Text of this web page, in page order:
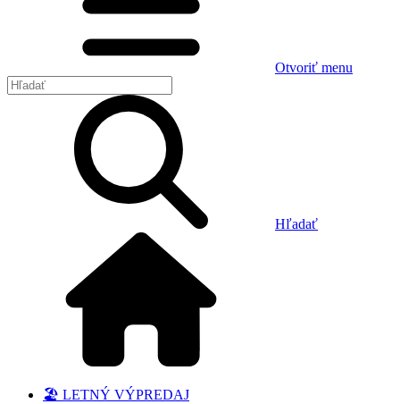
Otvoriť menu
Hľadať
🏖️ LETNÝ VÝPREDAJ